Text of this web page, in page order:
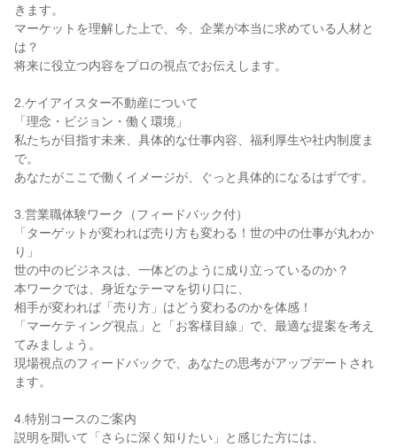
きます。
マーケットを理解した上で、今、企業が本当に求めている人材と
は？
将来に役立つ内容をプロの視点でお伝えします。
2.ケイアイスター不動産について
「理念・ビジョン・働く環境」
私たちが目指す未来、具体的な仕事内容、福利厚生や社内制度ま
で。
あなたがここで働くイメージが、ぐっと具体的になるはずです。
3.営業職体験ワーク（フィードバック付）
「ターゲットが変われば売り方も変わる！世の中の仕事が丸わか
り」
世の中のビジネスは、一体どのように成り立っているのか？
本ワークでは、身近なテーマを切り口に、
相手が変われば「売り方」はどう変わるのかを体感！
「マーケティング視点」と「お客様目線」で、最適な提案を考え
てみましょう。
現場視点のフィードバックで、あなたの思考がアップデートされ
ます。
4.特別コースのご案内
説明を聞いて「さらに深く知りたい」と感じた方には、